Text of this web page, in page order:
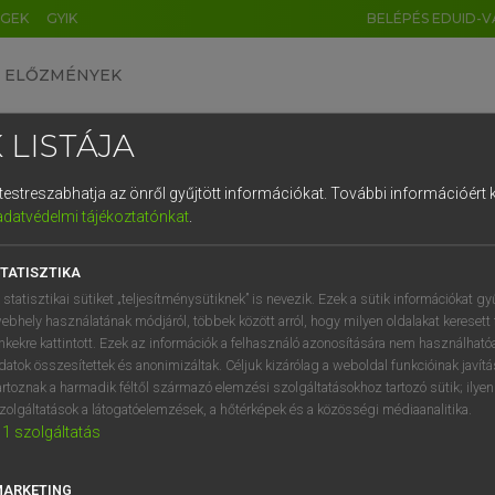
GYIK BELÉPÉS EDUID-
ELŐZMÉNYEK
egyetemes nagyszótár
VAN ELŐFIZETÉSED?
megtekintéséhez.
LISTÁJA
az önről gyűjtött információkat. További információért
tájékoztatónkat.
statisztikai sütiket „teljesítménysütiknek” is nevezik. Ezek a sütik információkat
használatának módjáról, többek között arról, hogy milyen oldalakat keresett
kattintott. Ezek az információk a felhasználó azonosítására nem
összesítettek és anonimizáltak. Céljuk kizárólag a weboldal funkcióinak
a harmadik féltől származó elemzési szolgáltatásokhoz tartozó sütik;
a látogatóelemzések, a hőtérképek és a közösségi médiaanalitika.
1 szolgáltatás
DE CN FR ES IT NL
1 2 3 4 5 6 7 8 9
q w e r t z u i
a s d f g h j k l é
í y x c v b n m , .